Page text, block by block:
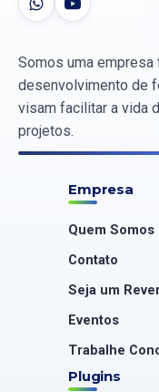
Somos uma
desenvolvimento de
visam facilitar a vida
projetos.
Empresa
Quem Somos
Contato
Seja um
Eventos
Trabalhe
Plugins